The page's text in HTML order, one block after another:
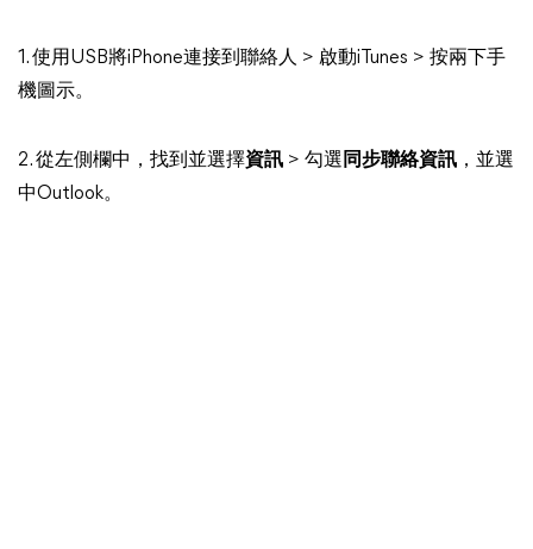
1. 使用USB將iPhone連接到聯絡人 > 啟動iTunes > 按兩下手
機圖示。
2. 從左側欄中，找到並選擇資訊 > 勾選 同步聯絡資訊 ，並選
中Outlook。